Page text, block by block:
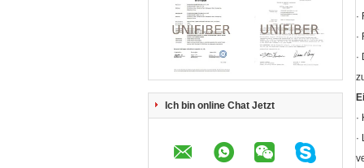
Ich bin online Chat Jetzt
·
·
·
·
·